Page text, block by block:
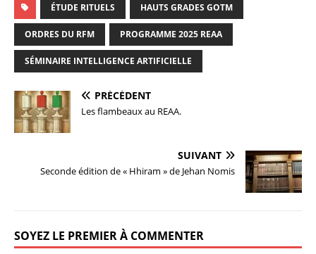
ÉTUDE RITUELS HAUTS GRADES GOTM
ORDRES DU RFM PROGRAMME 2025 REAA
SÉMINAIRE INTELLIGENCE ARTIFICIELLE
PRÉCÉDENT
Les flambeaux au REAA.
SUIVANT
Seconde édition de « Hhiram » de Jehan Nomis
SOYEZ LE PREMIER À COMMENTER